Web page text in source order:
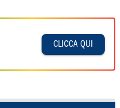
CLICCA QUI